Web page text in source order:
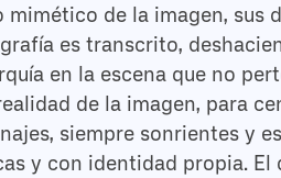
de la imagen, sus
es transcrito,
en la escena que no
de la imagen, para
siempre sonrientes y
y con identidad propia. El